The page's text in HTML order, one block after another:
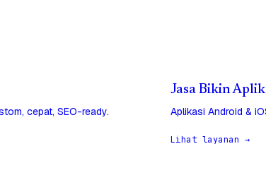
cepat, SEO-ready.
Jasa Bikin
Aplikasi Android &
Lihat layanan →